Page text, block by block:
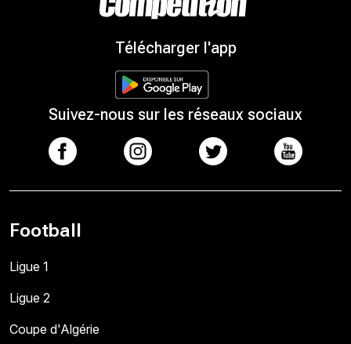
Télécharger l'app
Suivez-nous sur les réseaux sociaux
Football
Ligue 1
Ligue 2
Coupe d'Algérie